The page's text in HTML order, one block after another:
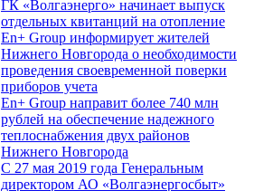
ГК «Волгаэнерго» начинает выпуск
отдельных квитанций на отопление
En+ Group информирует жителей
Нижнего Новгорода о необходимости
проведения своевременной поверки
приборов учета
En+ Group направит более 740 млн
рублей на обеспечение надежного
теплоснабжения двух районов
Нижнего Новгорода
С 27 мая 2019 года Генеральным
директором АО «Волгаэнергосбыт»